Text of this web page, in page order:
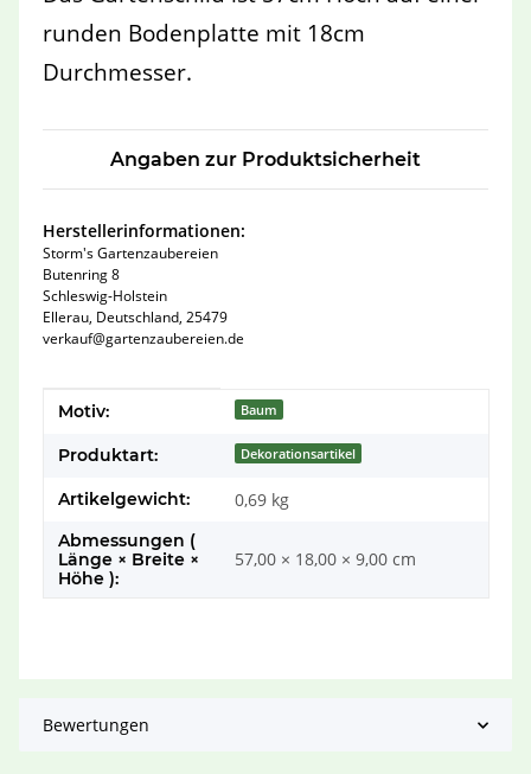
runden Bodenplatte mit 18cm
Durchmesser.
Angaben zur Produktsicherheit
Herstellerinformationen:
Storm's Gartenzaubereien
Butenring 8
Schleswig-Holstein
Ellerau, Deutschland, 25479
verkauf@gartenzaubereien.de
Produkteigenschaft
Wert
Motiv: Baum
Produktart: Dekorationsartikel
Artikelgewicht: 0,69 kg
Abmessungen (
Länge × Breite ×
Höhe ):
57,00 × 18,00 × 9,00 cm
Bewertungen